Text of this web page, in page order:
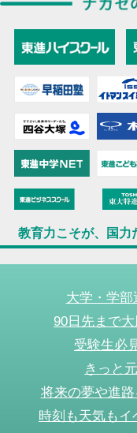
教育力こそが、国力
大学・学
90日先まで
受験生必
きっと
将来の夢や進
時刻も天気も